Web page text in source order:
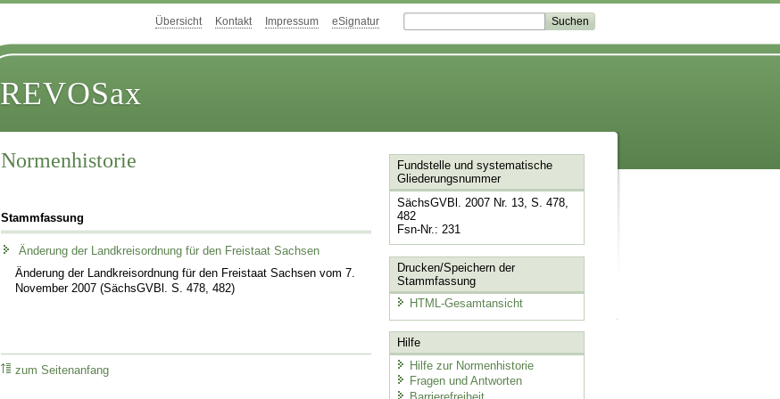
Übersicht Kontakt Impressum eSignatur
REVOSax
Normenhistorie
Stammfassung
Änderung der Landkreisordnung für den Freistaat Sachsen
Änderung der Landkreisordnung für den Freistaat Sachsen vom 7.
November 2007 (SächsGVBl. S. 478, 482)
zum Seitenanfang
Fundstelle und systematische
Gliederungsnummer
SächsGVBl. 2007 Nr. 13, S. 478,
482
Fsn-Nr.: 231
Drucken/Speichern der
Stammfassung
HTML-Gesamtansicht
Hilfe
Hilfe zur Normenhistorie
Fragen und Antworten